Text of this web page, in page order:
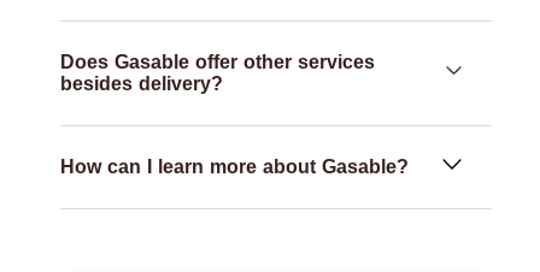
Does Gasable offer other services
besides delivery?
How can I learn more about Gasable?